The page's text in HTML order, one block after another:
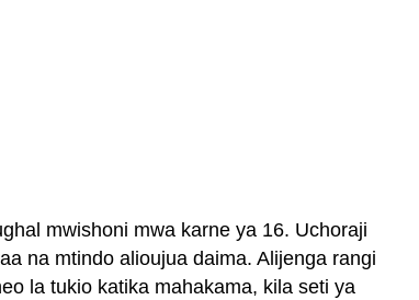
mwishoni mwa karne ya 16. Uchoraji
na mtindo alioujua daima. Alijenga rangi
la tukio katika mahakama, kila seti ya